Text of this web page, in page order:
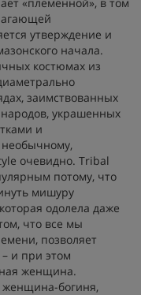
утверждение и
начала.
костюмах из
заимствованных
украшенных
и
очевидно. Tribal
потому, что
мишуру
одолела даже
что все мы
позволяет
и при этом
женщина.
богиня,